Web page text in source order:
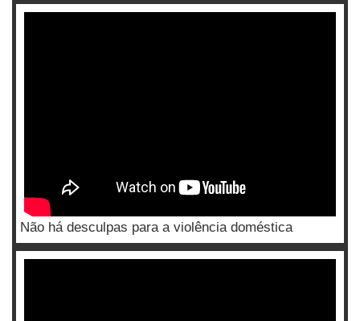
Não há desculpas para a violência doméstica